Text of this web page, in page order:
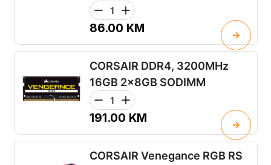
86.00 KM
CORSAIR DDR4, 3200MHz
16GB 2x8GB SODIMM
191.00 KM
CORSAIR Venegance RGB RS